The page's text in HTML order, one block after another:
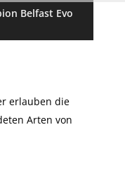
Belfast Evo
erlauben die
Arten von